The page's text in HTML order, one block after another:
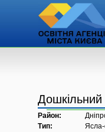
Район:
Тип:
Ясла-